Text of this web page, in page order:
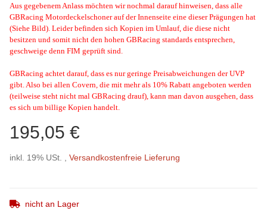
Aus gegebenem Anlass möchten wir nochmal darauf hinweisen, dass alle
GBRacing Motordeckelschoner auf der Innenseite eine dieser Prägungen hat
(Siehe Bild). Leider befinden sich Kopien im Umlauf, die diese nicht
besitzen und somit nicht den hohen GBRacing standards entsprechen,
geschweige denn FIM geprüft sind.
GBRacing achtet darauf, dass es nur geringe Preisabweichungen der UVP
gibt. Also bei allen Covern, die mit mehr als 10% Rabatt angeboten werden
(teilweise steht nicht mal GBRacing drauf), kann man davon ausgehen, dass
es sich um billige Kopien handelt.
195,05 €
inkl. 19% USt. , Versandkostenfreie Lieferung
nicht an Lager